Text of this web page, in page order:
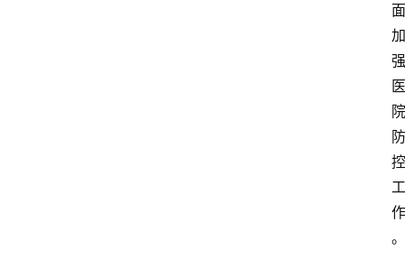
面
加
强
医
院
防
控
工
作
。